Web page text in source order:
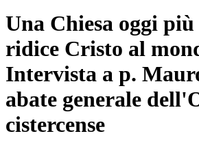
Una Chiesa oggi
ridice Cristo al
Intervista a p.
abate generale
cistercense